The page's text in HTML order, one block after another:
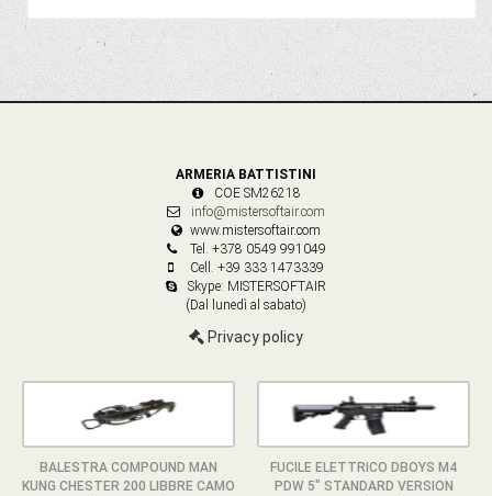
ARMERIA BATTISTINI
COE SM26218
info@mistersoftair.com
www.mistersoftair.com
Tel. +378 0549 991049
Cell. +39 333 1473339
Skype: MISTERSOFTAIR
(Dal lunedì al sabato)
Privacy policy
BALESTRA COMPOUND MAN
KUNG CHESTER 200 LIBBRE CAMO
FUCILE ELETTRICO DBOYS M4
PDW 5" STANDARD VERSION